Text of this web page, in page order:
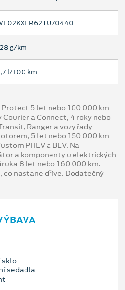
g/km
l/100 km
Protect 5 let nebo 100 000 km
Courier a Connect, 4 roky nebo
Ranger a vozy řady
5 let nebo 150 000 km
PHEV a BEV. Na
a komponenty u elektrických
8 let nebo 160 000 km.
co nastane dříve. Dodatečný
sklo
sedadla